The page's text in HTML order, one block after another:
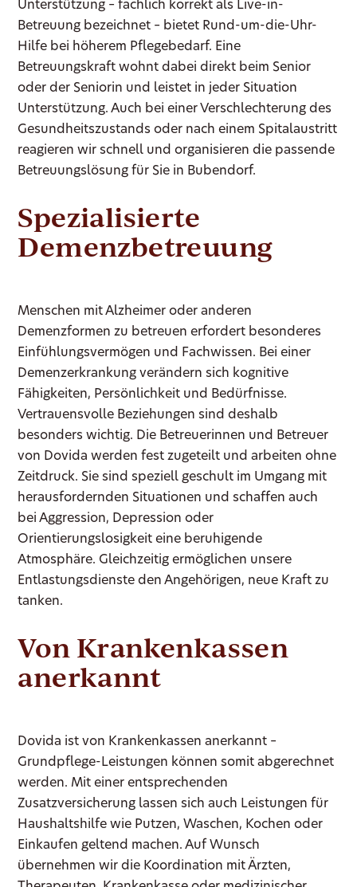
Unterstützung – fachlich korrekt als Live-in-
Betreuung bezeichnet – bietet Rund-um-die-Uhr-
Hilfe bei höherem Pflegebedarf. Eine
Betreuungskraft wohnt dabei direkt beim Senior
oder der Seniorin und leistet in jeder Situation
Unterstützung. Auch bei einer Verschlechterung des
Gesundheitszustands oder nach einem Spitalaustritt
reagieren wir schnell und organisieren die passende
Betreuungslösung für Sie in Bubendorf.
Spezialisierte
Demenzbetreuung
Menschen mit Alzheimer oder anderen
Demenzformen zu betreuen erfordert besonderes
Einfühlungsvermögen und Fachwissen. Bei einer
Demenzerkrankung verändern sich kognitive
Fähigkeiten, Persönlichkeit und Bedürfnisse.
Vertrauensvolle Beziehungen sind deshalb
besonders wichtig. Die Betreuerinnen und Betreuer
von Dovida werden fest zugeteilt und arbeiten ohne
Zeitdruck. Sie sind speziell geschult im Umgang mit
herausfordernden Situationen und schaffen auch
bei Aggression, Depression oder
Orientierungslosigkeit eine beruhigende
Atmosphäre. Gleichzeitig ermöglichen unsere
Entlastungsdienste den Angehörigen, neue Kraft zu
tanken.
Von Krankenkassen
anerkannt
Dovida ist von Krankenkassen anerkannt –
Grundpflege-Leistungen können somit abgerechnet
werden. Mit einer entsprechenden
Zusatzversicherung lassen sich auch Leistungen für
Haushaltshilfe wie Putzen, Waschen, Kochen oder
Einkaufen geltend machen. Auf Wunsch
übernehmen wir die Koordination mit Ärzten,